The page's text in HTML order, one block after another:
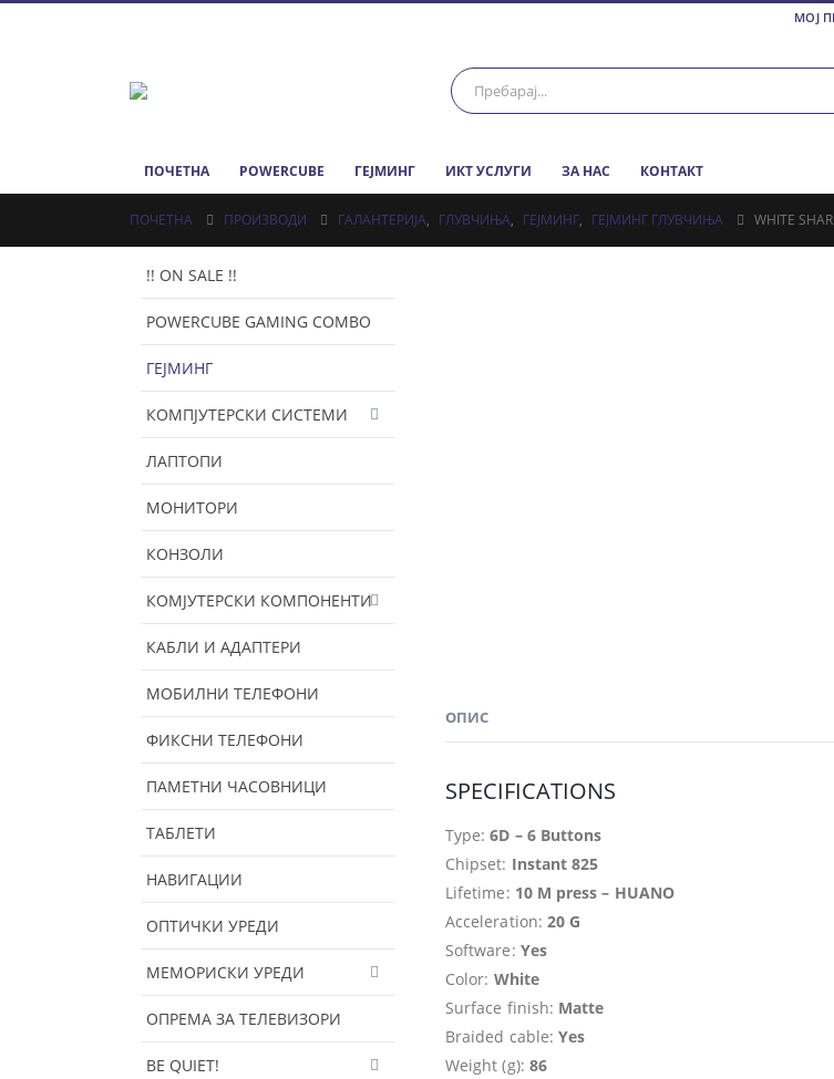
МОЈ
ПОЧЕТНА POWERCUBE ГЕЈМИНГ ИКТ УСЛУГИ ЗА НАС КОНТАКТ
ПОЧЕТНА ПРОИЗВОДИ ГАЛАНТЕРИЈА, ГЛУВЧИЊА, ГЕЈМИНГ, ГЕЈМИНГ ГЛУВЧИЊА WHITE
ОПИС
SPECIFICATIONS
Type:6D – 6 Buttons
Chipset: Instant 825
Lifetime: 10 M press – HUANO
Acceleration: 20 G
Software: Yes
Color: White
Surface finish: Matte
Braided cable:Yes
Weight (g): 86
!! ON SALE !!
POWERCUBE GAMING COMBO
ГЕЈМИНГ
КОМПЈУТЕРСКИ СИСТЕМИ
ЛАПТОПИ
МОНИТОРИ
КОНЗОЛИ
КОМЈУТЕРСКИ КОМПОНЕНТИ
КАБЛИ И АДАПТЕРИ
МОБИЛНИ ТЕЛЕФОНИ
ФИКСНИ ТЕЛЕФОНИ
ПАМЕТНИ ЧАСОВНИЦИ
ТАБЛЕТИ
НАВИГАЦИИ
ОПТИЧКИ УРЕДИ
МЕМОРИСКИ УРЕДИ
ОПРЕМА ЗА ТЕЛЕВИЗОРИ
BE QUIET!